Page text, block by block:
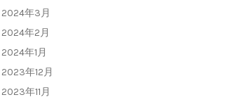
2024年3月
2024年2月
2024年1月
2023年12月
2023年11月